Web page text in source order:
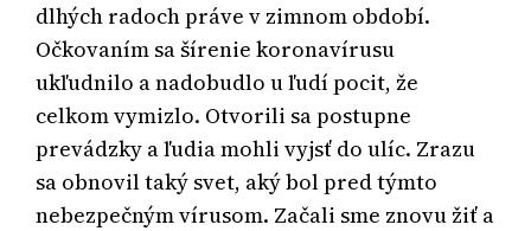
dlhých radoch práve v zimnom období.
Očkovaním sa šírenie koronavírusu
ukľudnilo a nadobudlo u ľudí pocit, že
celkom vymizlo. Otvorili sa postupne
prevádzky a ľudia mohli vyjsť do ulíc. Zrazu
sa obnovil taký svet, aký bol pred týmto
nebezpečným vírusom. Začali sme znovu žiť a